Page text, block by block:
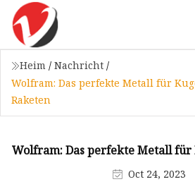
Heim / Nachricht /
Wolfram: Das perfekte Metall für
Raketen
Wolfram: Das perfekte Metall für
Oct 24, 2023